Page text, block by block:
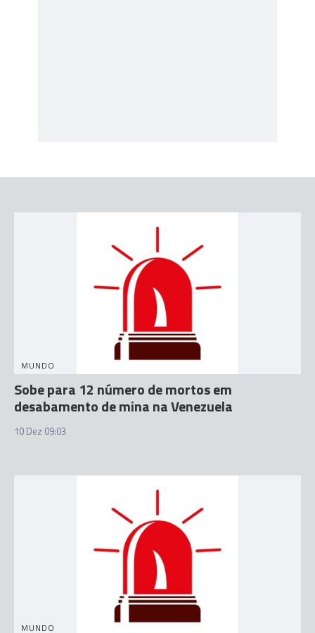
MUNDO
Sobe para 12 número de mortos em
desabamento de mina na Venezuela
10 Dez 09:03
MUNDO